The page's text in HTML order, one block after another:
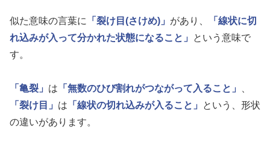
似た意味の言葉に 「裂け目(さけめ)」 があり、
「線状に切
れ込みが入って分かれた状態になること」
という意味で
す。
「亀裂」 は 「無数のひび割れがつながって入ること」
、
「裂け目」 は 「線状の切れ込みが入ること」
という、形状
の違いがあります。